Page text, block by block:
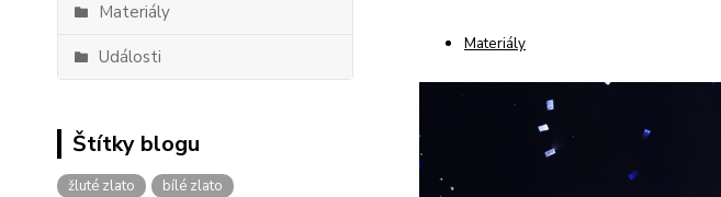
Materiály
Události
Štítky blogu
žluté zlato
bílé zlato
Materiály